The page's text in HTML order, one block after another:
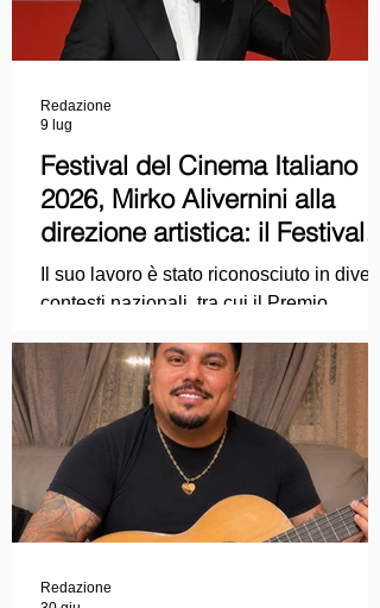
Festival del Cinema Italiano
2026, Mirko Alivernini alla
direzione artistica: il Festival
punta sul dialogo tra tradizione
e nuove tecnologie
Il suo lavoro è stato riconosciuto in diversi
contesti nazionali, tra cui il Premio
Premio Starlight assegnato nell'ambito
della Mostra Internazionale d'Arte
Cinematografica di Venezia e le
collaborazioni con la Roma Film
Academy, dove ha tenuto incontri e
masterclass dedicati all'evoluzione del
linguaggio cinematografico.
Redazione
9 lug
Redazione